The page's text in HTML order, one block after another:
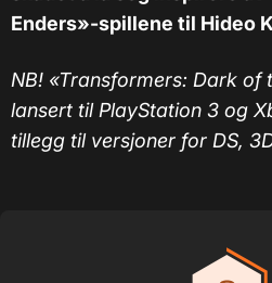
Enders»-spillene til Hideo
NB! «Transformers: Dark of
lansert til PlayStation 3 og
tillegg til versjoner for DS,